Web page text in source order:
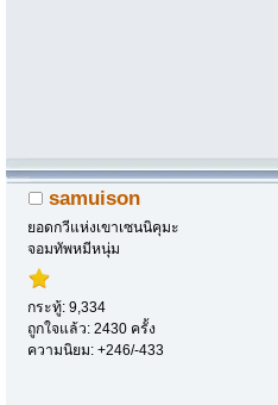
samuison
ยอดกวีแห่งเขาเซนนิคุมะ
จอมทัพหมีหนุ่ม
กระทู้: 9,334
ถูกใจแล้ว: 2430 ครั้ง
ความนิยม: +246/-433